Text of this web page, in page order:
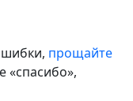
прощайте
«спасибо»,